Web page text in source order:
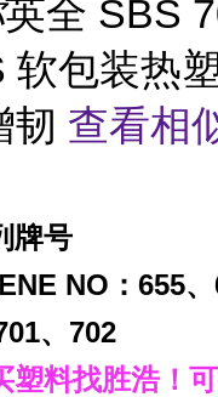
英全 SBS
软包装热
韧 查看相
牌号
NO： 655、
、 702
塑料找胜浩！